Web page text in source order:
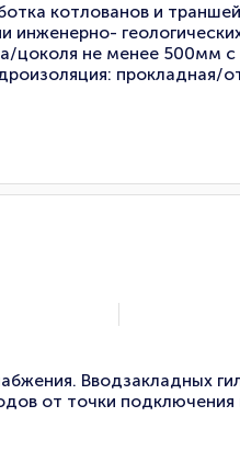
котлованов и
цоколя не менее 500мм
прокладная/
Вводзакладных
от точки